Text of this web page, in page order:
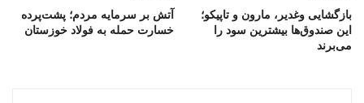
آتش بر سرمایه مردم؛ پشت‌پرده
خسارت حمله به فولاد خوزستان
بازگشایی وغدیر، مارون و تاپیکو؛
این صندوق‌ها بیشترین سود را
می‌برند